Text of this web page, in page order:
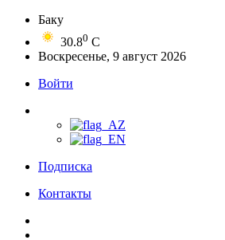
Баку
30.80 C
Воскресенье, 9 август 2026
Войти
Подписка
Контакты